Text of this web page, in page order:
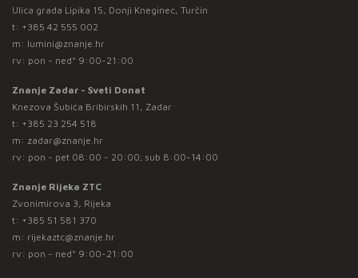
Ulica grada Lipika 15, Donji Kneginec, Turčin
t: +385 42 555 002
m: lumini@znanje.hr
rv: pon - ned* 9:00-21:00
Znanje Zadar - Sveti Donat
Knezova Šubića Bribirskih 11, Zadar
t: +385 23 254 518
m: zadar@znanje.hr
rv: pon - pet 08:00 - 20:00; sub 8:00-14:00
Znanje Rijeka ZTC
Zvonimirova 3, Rijeka
t: +385 51 581 370
m: rijekaztc@znanje.hr
rv: pon - ned* 9:00-21:00